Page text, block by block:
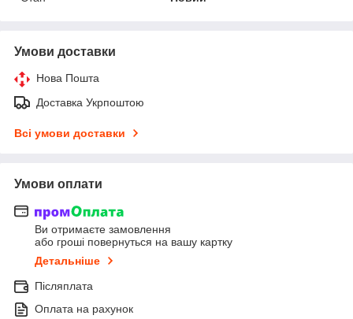
Умови доставки
Нова Пошта
Доставка Укрпоштою
Всі умови доставки
Умови оплати
Ви отримаєте замовлення
або гроші повернуться на вашу картку
Детальніше
Післяплата
Оплата на рахунок